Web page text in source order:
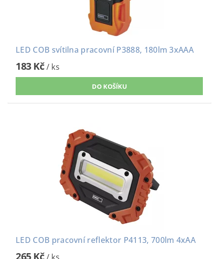
LED COB svítilna pracovní P3888, 180lm 3xAAA
183 Kč/ ks
LED COB pracovní reflektor P4113, 700lm 4xAA